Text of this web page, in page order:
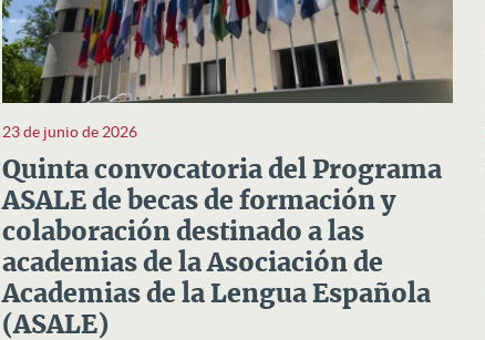
23 de junio de 2026
Quinta convocatoria del Programa
ASALE de becas de formación y
colaboración destinado a las
academias de la Asociación de
Academias de la Lengua Española
(ASALE)